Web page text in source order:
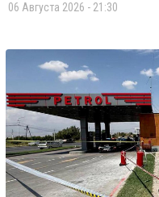
06 Августа 2026 - 21:30